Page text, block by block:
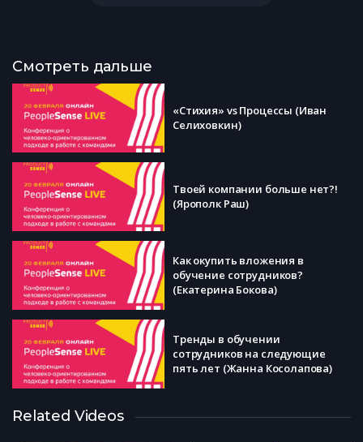
Смотреть дальше
«Стихия» vs Процессы (Иван
Селиховкин)
Твоей компании больше нет?!
(Ярополк Раш)
Как окупить вложения в
обучение сотрудников?
(Екатерина Бокова)
Тренды в обучении
сотрудников на следующие
пять лет (Жанна Косолапова)
Related Videos